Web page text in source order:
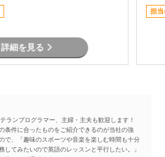
開発経験を活かして参画可能で
詳細を見る
担当
ランプログラマー、主婦・主夫も歓迎します！
条件に合ったものをご紹介できるのが当社の強
で、「趣味のスポーツや音楽を楽しむ時間も十分
してみたいので英語のレッスンと平行したい。」